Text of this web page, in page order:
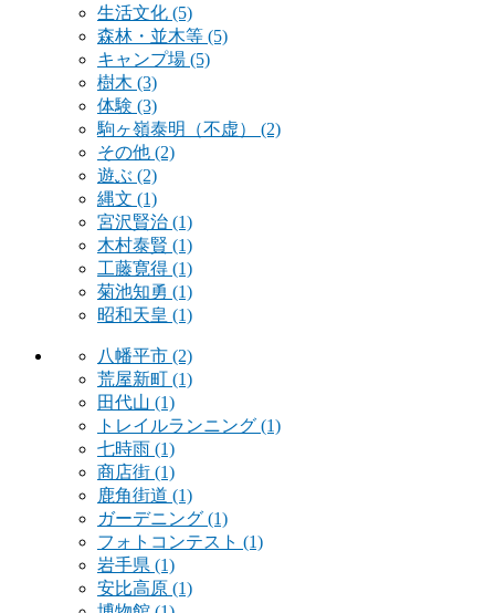
生活文化 (5)
森林・並木等 (5)
キャンプ場 (5)
樹木 (3)
体験 (3)
駒ヶ嶺泰明（不虚） (2)
その他 (2)
遊ぶ (2)
縄文 (1)
宮沢賢治 (1)
木村泰賢 (1)
工藤寛得 (1)
菊池知勇 (1)
昭和天皇 (1)
八幡平市 (2)
荒屋新町 (1)
田代山 (1)
トレイルランニング (1)
七時雨 (1)
商店街 (1)
鹿角街道 (1)
ガーデニング (1)
フォトコンテスト (1)
岩手県 (1)
安比高原 (1)